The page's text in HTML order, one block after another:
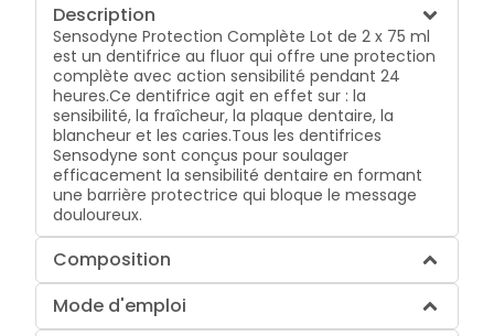
Description
Sensodyne Protection Complète Lot de 2 x 75 ml
est un dentifrice au fluor qui offre une protection
complète avec action sensibilité pendant 24
heures.Ce dentifrice agit en effet sur : la
sensibilité, la fraîcheur, la plaque dentaire, la
blancheur et les caries.Tous les dentifrices
Sensodyne sont conçus pour soulager
efficacement la sensibilité dentaire en formant
une barrière protectrice qui bloque le message
douloureux.
Composition
Mode d'emploi